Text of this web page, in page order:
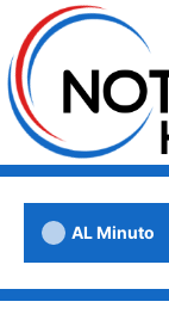
AL Minuto
«Primeros